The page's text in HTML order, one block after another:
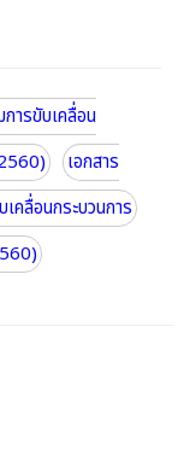
ารขับเคลื่อน
เอกสาร
คลื่อนกระบวนการ